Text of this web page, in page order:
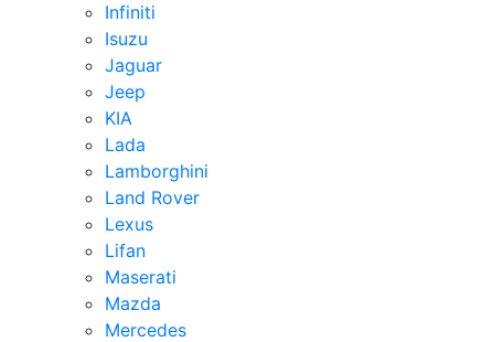
Infiniti
Isuzu
Jaguar
Jeep
KIA
Lada
Lamborghini
Land Rover
Lexus
Lifan
Maserati
Mazda
Mercedes